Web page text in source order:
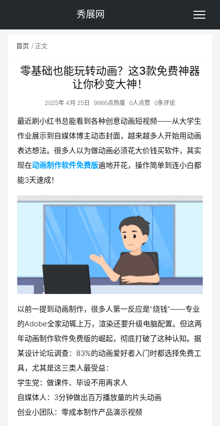
秀展网
首页 正文
零基础也能玩转动画？这3款免费神器
让你秒变大神！
2025年 4月 25日 9966点热度 0人点赞 0条评论
最近刷小红书总能看到各种创意动画短视频——从大学生
作业展示到自媒体博主动态封面，越来越多人开始用动画
表达想法。很多人以为做动画必须花大价钱买软件，其实
现在动画制作软件免费版遍地开花，操作简单到连小白都
能3天速成！
以前一提到动画制作，很多人第一反应是"烧钱"——专业
的Adobe全家动辄上万，渲染还要升级电脑配置。但这两
年动画制作软件免费版的崛起，彻底打破了这种认知。据
某设计论坛调查：83%的动画爱好者入门时都选择免费工
具，尤其是这三类人最受益：
学生党：做课件、毕设不用再求人
自媒体人：3分钟做出百万播放量的片头动画
创业小团队：零成本制作产品演示视频